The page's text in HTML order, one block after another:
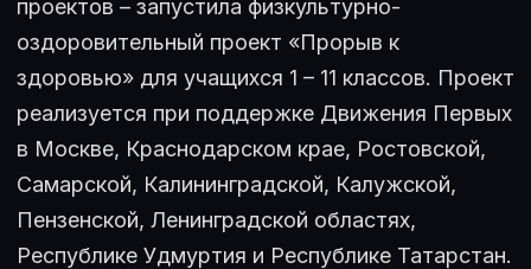
проектов – запустила физкультурно-
оздоровительный проект «Прорыв к
здоровью» для учащихся 1 – 11 классов. Проект
реализуется при поддержке Движения Первых
в Москве, Краснодарском крае, Ростовской,
Самарской, Калининградской, Калужской,
Пензенской, Ленинградской областях,
Республике Удмуртия и Республике Татарстан.